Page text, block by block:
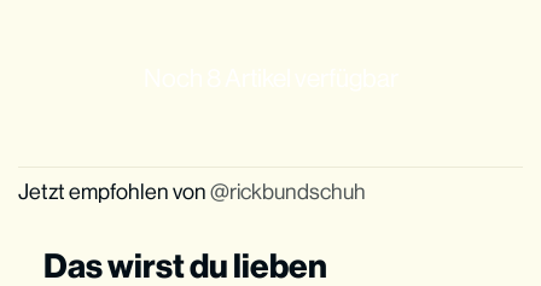
Jetzt empfohlen von rickbundschuh
Das wirst du lieben